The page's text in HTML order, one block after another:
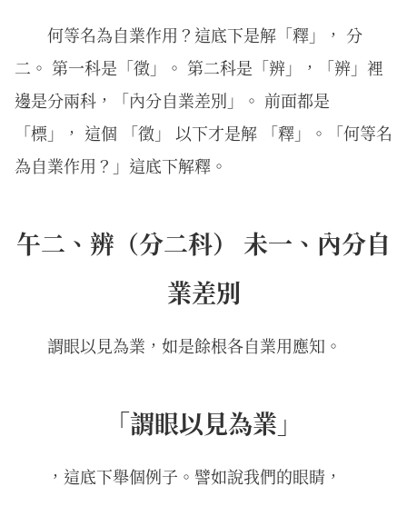
何等名為自業作用？這底下是解「釋」， 分
二。 第一科是「徵」。 第二科是「辨」，「辨」裡
邊是分兩科，「內分自業差別」。 前面都是
「標」， 這個 「徵」 以下才是解 「釋」。「何等名
為自業作用？」這底下解釋。
午二、辨（分二科） 未一、內分自
業差別
謂眼以見為業，如是餘根各自業用應知。
「謂眼以見為業」
，這底下舉個例子。譬如說我們的眼睛，